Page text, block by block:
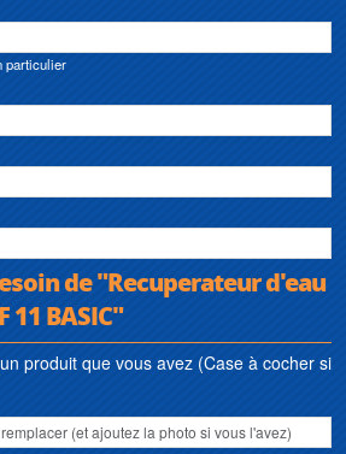
particulier
de "Recuperateur d'eau
11 BASIC"
produit que vous avez (Case à cocher si